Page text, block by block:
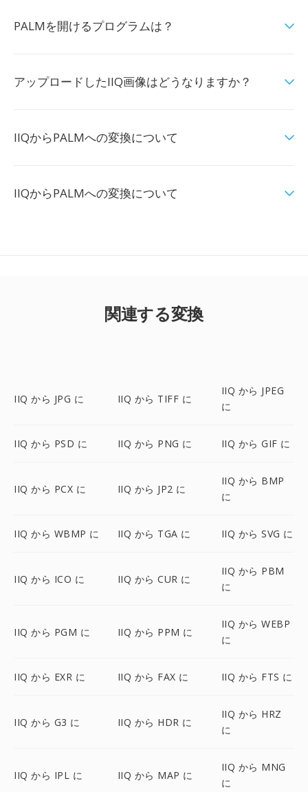
PALMを開けるプログラムは？
アップロードしたIIQ画像はどうなりますか？
IIQからPALMへの変換について
IIQからPALMへの変換について
関連する変換
IIQ から JPG に IIQ から TIFF に
IIQ から JPEG
に
IIQ から PSD に IIQ から PNG に IIQ から GIF に
IIQ から PCX に IIQ から JP2 に
IIQ から BMP
に
IIQ から WBMP に IIQ から TGA に IIQ から SVG に
IIQ から ICO に IIQ から CUR に
IIQ から PBM
に
IIQ から PGM に IIQ から PPM に
IIQ から WEBP
に
IIQ から EXR に IIQ から FAX に IIQ から FTS に
IIQ から G3 に IIQ から HDR に
IIQ から HRZ
に
IIQ から IPL に IIQ から MAP に
IIQ から MNG
に